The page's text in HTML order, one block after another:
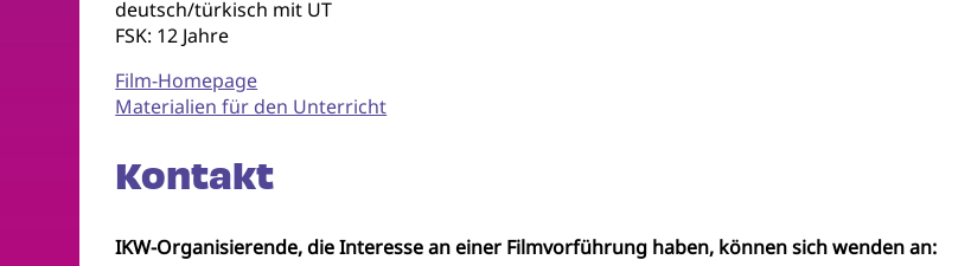
deutsch/türkisch mit UT
FSK: 12 Jahre
Film-Homepage
Materialien für den Unterricht
Kontakt
IKW-Organisierende, die Interesse an einer Filmvorführung haben, können sich wenden an: